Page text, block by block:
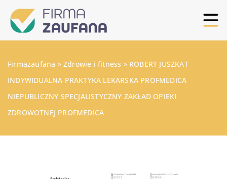
Firmazaufana »Zdrowie i fitness » ROBERT JUSZKAT
INDYWIDUALNA PRAKTYKA LEKARSKA PROFMEDICA
NIEPUBLICZNY SPECJALISTYCZNY ZAKŁAD OPIEKI
ZDROWOTNEJ PROFMEDICA